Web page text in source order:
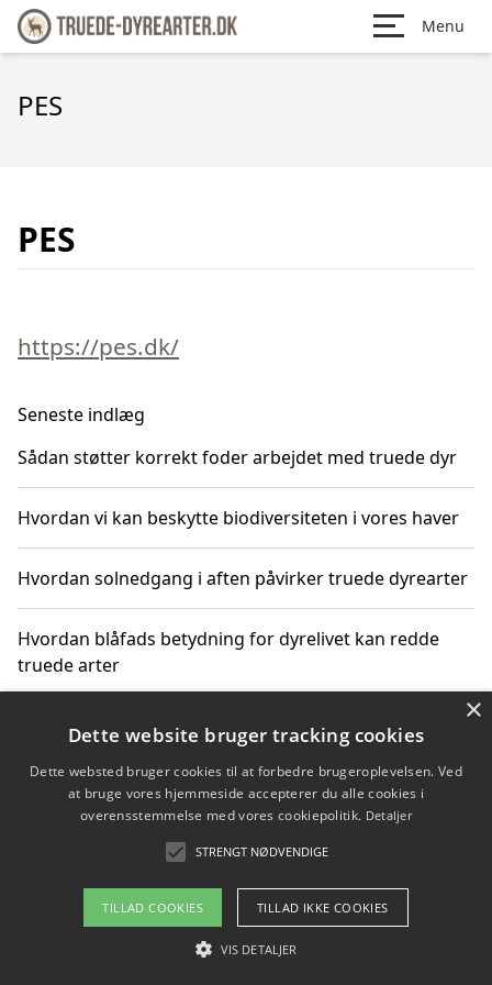
Menu
PES
PES
https://pes.dk/
Seneste indlæg
Sådan støtter korrekt foder arbejdet med truede dyr
Hvordan vi kan beskytte biodiversiteten i vores haver
Hvordan solnedgang i aften påvirker truede dyrearter
Hvordan blåfads betydning for dyrelivet kan redde
truede arter
Hvordan kan gaver til unge voksne støtte bevarelsen
Copyright 2026 - Pilanto Aps
Om / kontakt
Blog Betingelser
×
Dette website bruger tracking cookies
Dette websted bruger cookies til at forbedre brugeroplevelsen. Ved
at bruge vores hjemmeside accepterer du alle cookies i
overensstemmelse med vores cookiepolitik. Detaljer
STRENGT NØDVENDIGE
TILLAD COOKIES TILLAD IKKE COOKIES
VIS DETALJER